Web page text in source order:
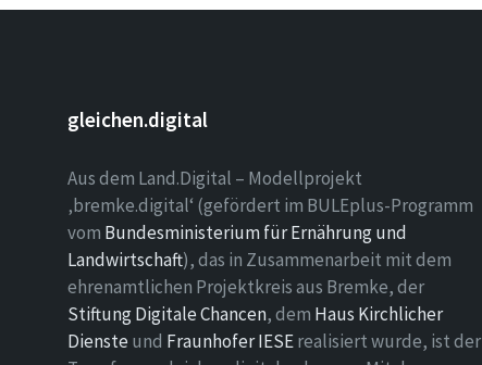
gleichen.digital
Aus dem Land.Digital – Modellprojekt
‚bremke.digital‘ (gefördert im BULEplus-Programm
vom Bundesministerium für Ernährung und
Landwirtschaft), das in Zusammenarbeit mit dem
ehrenamtlichen Projektkreis aus Bremke, der
Stiftung Digitale Chancen, dem Haus Kirchlicher
Dienste und Fraunhofer IESErealisiert wurde, ist der